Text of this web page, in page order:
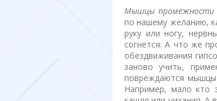
Мышцы промежности
по нашему желанию,
руку или ногу,
согнется. А что же
обездвиживания
заново учить,
повреждаются мышцы
Например, мало кто